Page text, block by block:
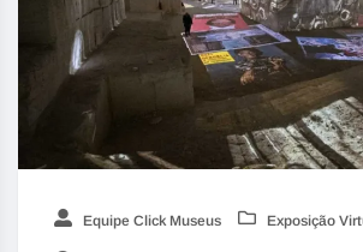
Equipe Click Museus Exposição